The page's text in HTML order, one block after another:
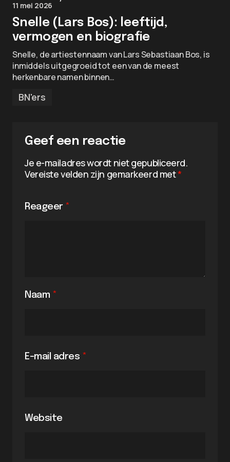
11 mei 2026
Snelle (Lars Bos): leeftijd,
vermogen en biografie
Snelle, de artiestennaam van Lars Sebastiaan Bos, is
inmiddels uitgegroeid tot een van de meest
herkenbare namen binnen…
BN'ers
Geef een reactie
Je e-mailadres wordt niet gepubliceerd.
Vereiste velden zijn gemarkeerd met*
Reageer *
Naam *
E-mail adres *
Website